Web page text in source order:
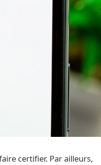
certifier. Par ailleurs,